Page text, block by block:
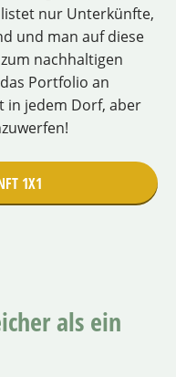
nur Unterkünfte,
und man auf diese
nachhaltigen
Portfolio an
jedem Dorf, aber
1X1
als ein